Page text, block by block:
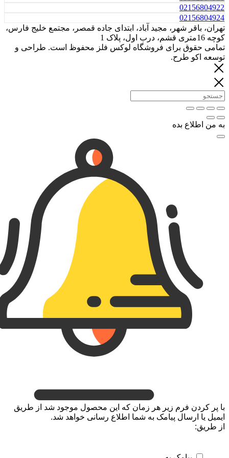
021
021
شهر، مجید آباد، ابتدای جاده قمصر، مجتمع خلیج فارس،
برای فروشگاه لوکس فلز محفوظ است. طراحی و
طرح.
بده
فرم زیر هر زمان که این محصول موجود شد از طریق
پیامک به شما اطلاع رسانی خواهد شد.